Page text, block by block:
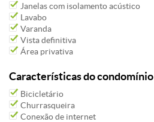
Janelas com isolamento acústico
Lavabo
Varanda
Vista definitiva
Área privativa
Características do condomínio
Bicicletário
Churrasqueira
Conexão de internet